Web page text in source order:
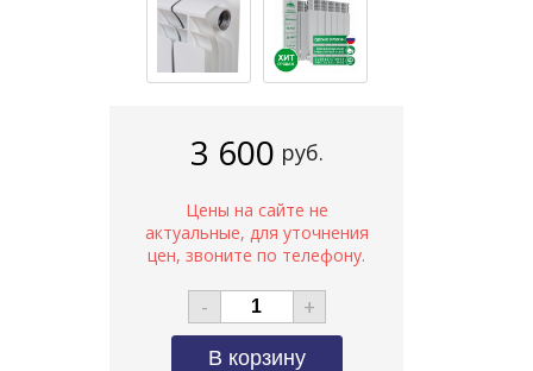
3 600 руб.
- +